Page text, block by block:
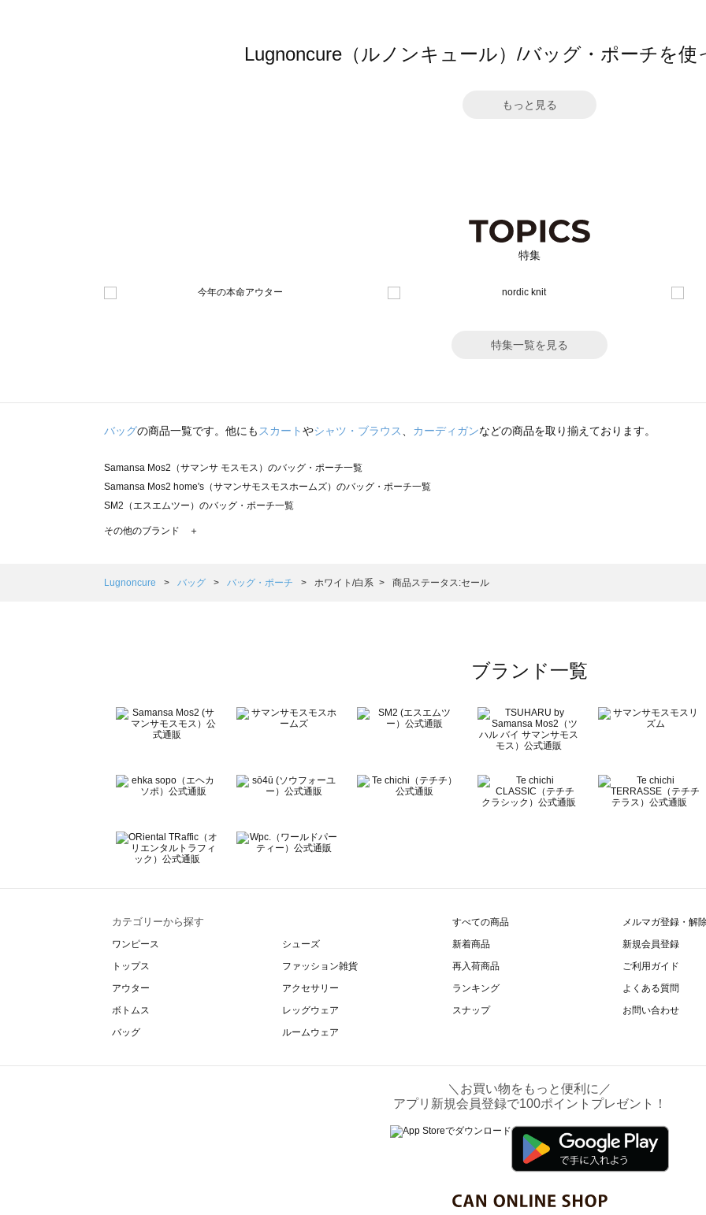
Lugnoncure（ルノンキュール）/バッグ・ポーチを使
もっと見る
特集
特集一覧を見る
バッグの商品一覧です。他にも スカートやシャツ・ブラウス カーディガンなどの商品を取り揃えております。
Samansa Mos2（サマンサ モスモス）のバッグ・ポーチ一覧
Samansa Mos2 home's（サマンサモスモスホームズ）のバッグ・ポーチ一覧
SM2（エスエムツー）のバッグ・ポーチ一覧
TSUHARU by Samansa Mos2（ツハルバイサマンサモスモス）のバッグ・ポーチ一覧
Samansa Mos2 Lagom（サマンサモスモス ラーゴム）のバッグ・ポーチ一覧
BETTY'S BLUE（べティーズブルー）のバッグ・ポーチ一覧
Wpc.（ワールドパーティー）のバッグ・ポーチ一覧
その他のブランド ＋
Lugnoncure バッグ バッグ・ポーチ ホワイト/白系 商品ステータス:セール
ブランド一覧
カテゴリーから探す
ワンピース
トップス
アウター
ボトムス
バッグ
シューズ
ファッション雑貨
アクセサリー
レッグウェア
ルームウェア
すべての商品
新着商品
再入荷商品
ランキング
スナップ
メルマガ登録・解
新規会員登録
ご利用ガイド
よくある質問
お問い合わせ
＼お買い物をもっと便利に／
アプリ新規会員登録で100ポイントプレゼント！